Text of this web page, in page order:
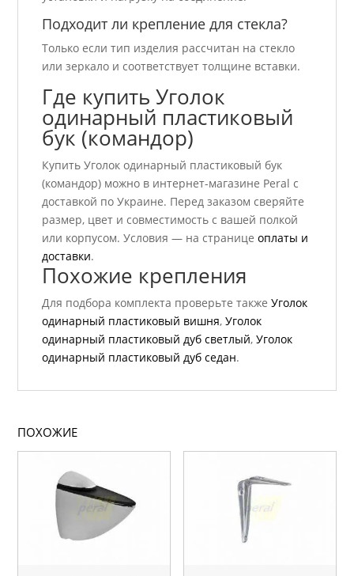
Подходит ли крепление для стекла?
Только если тип изделия рассчитан на стекло
или зеркало и соответствует толщине вставки.
Где купить Уголок
одинарный пластиковый
бук (командор)
Купить Уголок одинарный пластиковый бук
(командор) можно в интернет-магазине Peral с
доставкой по Украине. Перед заказом сверяйте
размер, цвет и совместимость с вашей полкой
или корпусом. Условия — на страницеоплаты и
доставки.
Похожие крепления
Для подбора комплекта проверьте такжеУголок
одинарный пластиковый вишня,Уголок
одинарный пластиковый дуб светлый,Уголок
одинарный пластиковый дуб седан.
ПОХОЖИЕ